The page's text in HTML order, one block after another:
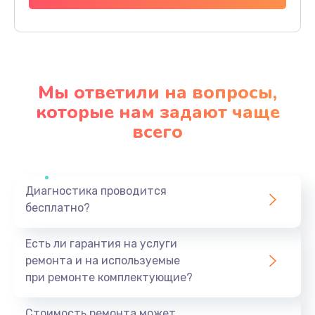
Заказать
Профилактическая чистка
Заказать
1440 руб.
Мы ответили на вопросы,
которые нам задают чаще
всего
Диагностика проводится
бесплатно?
Есть ли гарантия на услуги
ремонта и на используемые
при ремонте комплектующие?